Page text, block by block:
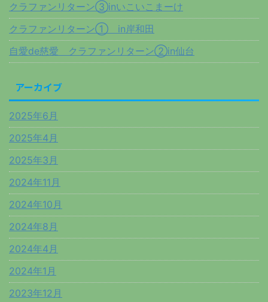
クラファンリターン③inいこいこまーけ
クラファンリターン① in岸和田
自愛de慈愛 クラファンリターン②in仙台
アーカイブ
2025年6月
2025年4月
2025年3月
2024年11月
2024年10月
2024年8月
2024年4月
2024年1月
2023年12月